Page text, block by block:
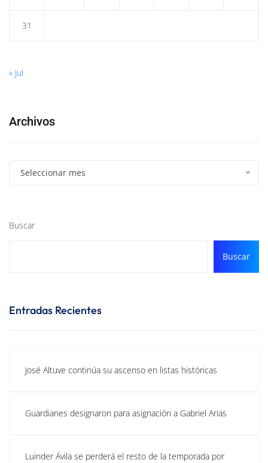
31
« Jul
Archivos
Seleccionar mes
Buscar
Buscar
Entradas Recientes
José Altuve continúa su ascenso en listas históricas
Guardianes designaron para asignación a Gabriel Arias
Luinder Ávila se perderá el resto de la temporada por